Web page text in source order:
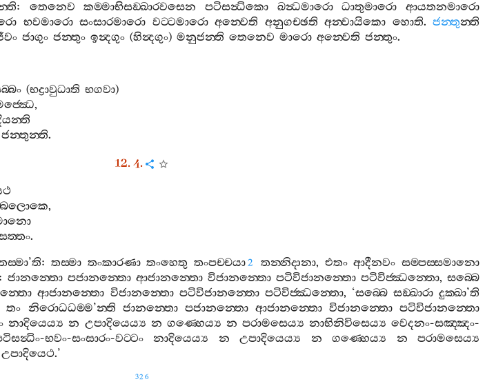
: තෙනෙව කම‍්මාභිසඞ‍්ඛාරවසෙන පටිසන්‍ධිකො ඛන්‍ධමාරො ධාතුමාරො
ආයතනමාරො
භවමාරො සංසාරමාරො වට‍්ටමාරො අන‍්වෙති අනුගච‍්ඡති අන‍්වායිකො හොති. ජන‍්තුන‍්ති
ජාගුං ජන‍්තුං ඉන්‍දගුං (හින්‍දගුං) මනුජන‍්ති තෙනෙව මාරො අන‍්වෙති ජන‍්තුං.
(භද්‍රාවුධාති භගවා)
,
ජන‍්තුන‍්ති.
12. 4.
,
.
’ති:තස‍්මා තංකාරණා තංහෙතු තංපච‍්චයා2 තන‍්නිදානා, එතං ආදීනවං සම‍්පස‍්සමානො
: ජානන‍්තො පජානන‍්තො ආජානන‍්තො විජානන‍්තො පටිවිජානන‍්තො පටිවිජ‍්ඣන‍්තො, සබ‍්බෙ
ආජානන‍්තො විජානන‍්තො පටිවිජානන‍්තො පටිවිජ‍්ඣන‍්තො, ‘සබ‍්බෙ සඞ‍්ඛාරා දුක‍්ඛා’ති
තං නිරොධධම‍්ම’න‍්ති ජානන‍්තො පජානන‍්තො ආජානන‍්තො විජානන‍්තො පටිවිජානන‍්තො
නාදියෙය්‍ය න උපාදියෙය්‍ය න ගණ‍්හෙය්‍ය න පරාමසෙය්‍ය නාභිනිවිසෙය්‍ය වෙදනං-සඤ‍්ඤං-
-භවං-සංසාරං-වට‍්ටං නාදියෙය්‍ය න උපාදියෙය්‍ය න ගණ‍්හෙය්‍ය න
පරාමසෙය්‍ය
උපාදියෙථ.’
326